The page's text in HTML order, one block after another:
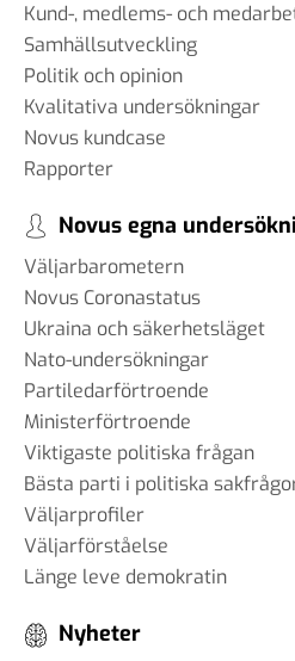
Kund-, medlems- och
Samhällsutveckling
Politik och opinion
Kvalitativa undersökningar
Novus kundcase
Rapporter
Novus egna
Väljarbarometern
Novus Coronastatus
Ukraina och säkerhetsläget
Nato-undersökningar
Partiledarförtroende
Ministerförtroende
Viktigaste politiska frågan
Bästa parti i politiska
Väljarprofiler
Väljarförståelse
Länge leve demokratin
Nyheter